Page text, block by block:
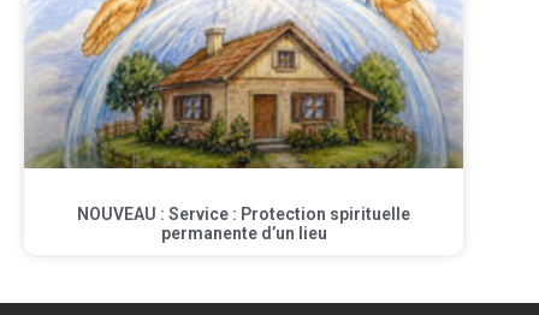
NOUVEAU : Service : Protection spirituelle
permanente d’un lieu